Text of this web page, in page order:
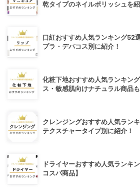
乾タイプのネイルポリッシュを紹
口紅おすすめ人気ランキング52
プラ・デパコス別に紹介！
化粧下地おすすめ人気ランキン
ス・敏感肌向けナチュラル商品も
クレンジングおすすめ人気ラン
テクスチャータイプ別に紹介！
ドライヤーおすすめ人気ランキ
コスパ商品】